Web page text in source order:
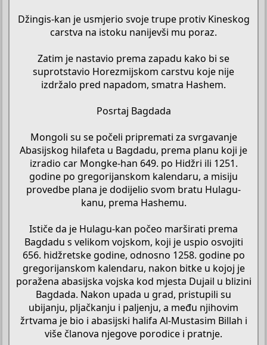
Džingis-kan je usmjerio svoje trupe protiv Kineskog
carstva na istoku nanijevši mu poraz.
Zatim je nastavio prema zapadu kako bi se
suprotstavio Horezmijskom carstvu koje nije
izdržalo pred napadom, smatra Hashem.
Posrtaj Bagdada
Mongoli su se počeli pripremati za svrgavanje
Abasijskog hilafeta u Bagdadu, prema planu koji je
izradio car Mongke-han 649. po Hidžri ili 1251.
godine po gregorijanskom kalendaru, a misiju
provedbe plana je dodijelio svom bratu Hulagu-
kanu, prema Hashemu.
Ističe da je Hulagu-kan počeo marširati prema
Bagdadu s velikom vojskom, koji je uspio osvojiti
656. hidžretske godine, odnosno 1258. godine po
gregorijanskom kalendaru, nakon bitke u kojoj je
poražena abasijska vojska kod mjesta Dujail u blizini
Bagdada. Nakon upada u grad, pristupili su
ubijanju, pljačkanju i paljenju, a među njihovim
žrtvama je bio i abasijski halifa Al-Mustasim Billah i
više članova njegove porodice i pratnje.